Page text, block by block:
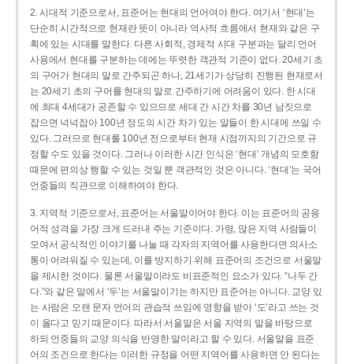
2. 시대적 기준으로서, 표준어는 현대의 언어여야 한다. 여기서 ‘현대’는
단순히 시간적으로 현재란 뜻이 아니라 역사적 흐름에서 현재와 같은 구
획에 있는 시대를 말한다. 다른 사회적, 경제적 시대 구분과는 달리 언어
사용에서 현대를 구분하는 데에는 뚜렷한 객관적 기준이 없다. 20세기 초
의 구어가 현대의 말로 간주되곤 하나, 21세기가 상당히 진행된 현재로서
는 20세기 초의 구어를 현대의 말로 간주하기에 어려움이 있다. 한 시대
에 최대 4세대가 공존할 수 있으므로 세대 간 시간 차를 30년 남짓으로
잡으면 넉넉잡아 100년 정도의 시간 차가 있는 말들이 한 시대에 쓰일 수
있다. 그러므로 현대를 100년 전으로부터 현재 시점까지의 기간으로 규
정할 수도 있을 것이다. 그러나 이러한 시간 인식은 ‘현대’ 개념의 모호함
때문에 편의상 행할 수 있는 것일 뿐 객관적인 것은 아니다. ‘현대’는 국어
언중들의 직관으로 이해하여야 한다.
3. 지역적 기준으로서, 표준어는 서울말이어야 한다. 이는 표준어의 공용
어적 성격을 가장 크게 드러내 주는 기준이다. 가령, 많은 지역 사람들이
모여서 공식적인 이야기를 나눌 때 각자의 지역어를 사용한다면 의사소
통이 어려워질 수 있는데, 이를 방지하기 위해 표준어의 조건으로 서울말
을 제시한 것이다. 물론 서울말이라도 비표준적인 요소가 있다. “나두 간
다.”와 같은 말에서 ‘두’는 서울말이기는 하지만 표준어는 아니다. 교양 있
는 사람은 오랜 문자 언어의 관습적 쓰임에 영향을 받아 ‘도’라고 쓰는 것
이 옳다고 믿기 때문이다. 따라서 서울말은 서울 지역의 말을 바탕으로
하되 언중들의 교양 의식을 반영한 말이라고 할 수 있다. 서울말을 표준
어의 조건으로 한다는 이러한 규정을 어떤 지역어를 사용하면 안 된다는